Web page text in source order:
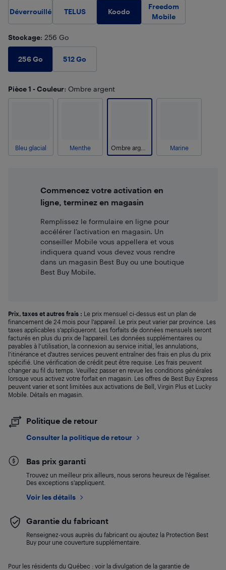
Déverrouillé TELUS Koodo
Freedom
Mobile
Stockage: 256 Go
256 Go 512 Go
Pièce 1 - Couleur: Ombre argent
Bleu glacial Menthe Marine
Commencez votre activation en
ligne, terminez en magasin
Remplissez le formulaire en ligne pour
accélérer l’activation en magasin. Un
conseiller Mobile vous appellera et vous
indiquera quand vous devez vous rendre
dans un magasin Best Buy ou une boutique
Best Buy Mobile.
Prix, taxes et autres frais : Le prix mensuel ci-dessus est un plan de
financement de 24 mois pour l’appareil. Le prix peut varier par province. Les
taxes applicables s’appliqueront. Les forfaits de données mensuels seront
facturés en plus du prix de l’appareil. Les données supplémentaires ou
payables à l’utilisation, la connexion au service initial, les annulations,
l’itinérance et d’autres services peuvent entraîner des frais en plus du prix
spécifié. Une vérification de crédit peut être requise. Les frais peuvent
changer au fil du temps. Veuillez passer en revue les conditions générales
lorsque vous activez votre forfait en magasin. Les offres de Best Buy Express
peuvent varier et sont limitées aux activations de Bell, Virgin Plus et Lucky
Mobile. Détails en magasin.
Politique de retour
Consulter la politique de retour
Bas prix garanti
Trouvez un meilleur prix ailleurs, nous serons heureux de l’égaliser.
Des exceptions s’appliquent.
Voir les détails
Garantie du fabricant
Renseignez-vous auprès du fabricant ou ajoutez la Protection Best
Buy pour une couverture supplémentaire.
Pour les résidents du Québec : voir la divulgation de la garantie de